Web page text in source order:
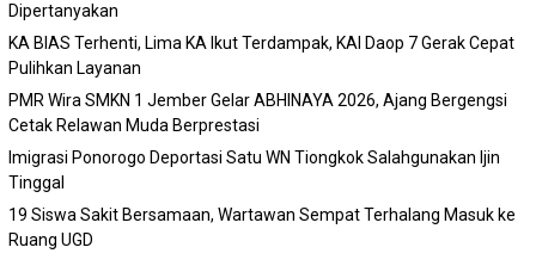
Dipertanyakan
KA BIAS Terhenti, Lima KA Ikut Terdampak, KAI Daop 7 Gerak Cepat
Pulihkan Layanan
PMR Wira SMKN 1 Jember Gelar ABHINAYA 2026, Ajang Bergengsi
Cetak Relawan Muda Berprestasi
Imigrasi Ponorogo Deportasi Satu WN Tiongkok Salahgunakan Ijin
Tinggal
19 Siswa Sakit Bersamaan, Wartawan Sempat Terhalang Masuk ke
Ruang UGD